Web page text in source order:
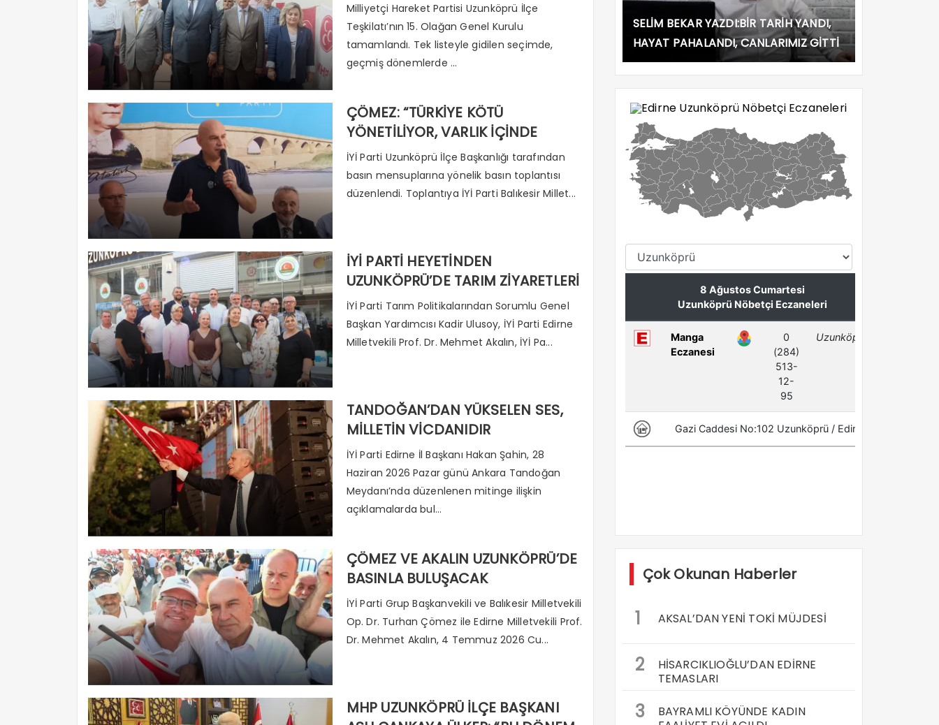
Milliyetçi Hareket Partisi Uzunköprü İlçe
Teşkilatı’nın 15. Olağan Genel Kurulu
tamamlandı. Tek listeyle gidilen seçimde,
geçmiş dönemlerde ...
ÇÖMEZ: “TÜRKİYE KÖTÜ
YÖNETİLİYOR, VARLIK İÇİNDE
YOKLUK YAŞANIYOR”
İYİ Parti Uzunköprü İlçe Başkanlığı tarafından
basın mensuplarına yönelik basın toplantısı
düzenlendi. Toplantıya İYİ Parti Balıkesir Millet...
İYİ PARTİ HEYETİNDEN
UZUNKÖPRÜ’DE TARIM ZİYARETLERİ
İYİ Parti Tarım Politikalarından Sorumlu Genel
Başkan Yardımcısı Kadir Ulusoy, İYİ Parti Edirne
Milletvekili Prof. Dr. Mehmet Akalın, İYİ Pa...
TANDOĞAN’DAN YÜKSELEN SES,
MİLLETİN VİCDANIDIR
İYİ Parti Edirne İl Başkanı Hakan Şahin, 28
Haziran 2026 Pazar günü Ankara Tandoğan
Meydanı’nda düzenlenen mitinge ilişkin
açıklamalarda bul...
ÇÖMEZ VE AKALIN UZUNKÖPRÜ’DE
BASINLA BULUŞACAK
İYİ Parti Grup Başkanvekili ve Balıkesir Milletvekili
Op. Dr. Turhan Çömez ile Edirne Milletvekili Prof.
Dr. Mehmet Akalın, 4 Temmuz 2026 Cu...
MHP UZUNKÖPRÜ İLÇE BAŞKANI
SELİM BEKAR YAZDI:BİR TARİH YANDI,
HAYAT PAHALANDI, CANLARIMIZ GİTTİ
Çok Okunan Haberler
1 AKSAL’DAN YENİ TOKİ MÜJDESİ
2
HİSARCIKLIOĞLU’DAN EDİRNE
TEMASLARI
3
BAYRAMLI KÖYÜNDE KADIN